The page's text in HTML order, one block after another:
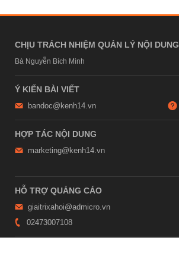
CHỊU TRÁCH NHIỆM QUẢN LÝ NỘI DUNG
Bà Nguyễn Bích Minh
Ý KIẾN BÀI VIẾT
bandoc@kenh14.vn
HỢP TÁC NỘI DUNG
marketing@kenh14.vn
HỖ TRỢ QUẢNG CÁO
giaitrixahoi@admicro.vn
02473007108